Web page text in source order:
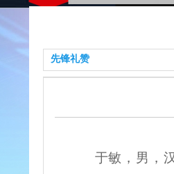
先锋礼赞
于敏，男，汉